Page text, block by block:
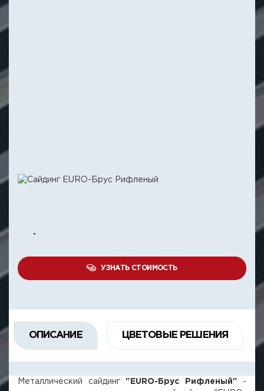
УЗНАТЬ СТОИМОСТЬ
ОПИСАНИЕ ЦВЕТОВЫЕ РЕШЕНИЯ
Металлический сайдинг "EURO-Брус Рифленый" -